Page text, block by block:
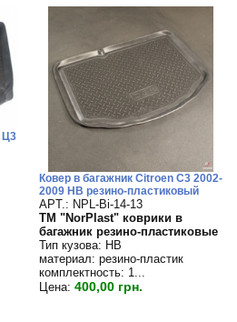
Ц3
Ковер в багажник Citroen C3 2002-
2009 HB резино-пластиковый
APT.: NPL-Bi-14-13
TM "NorPlast" коврики в
багажник резино-пластиковые
Тип кузова: HB
материал: резино-пластик
комплектность: 1...
Цена: 400,00 грн.